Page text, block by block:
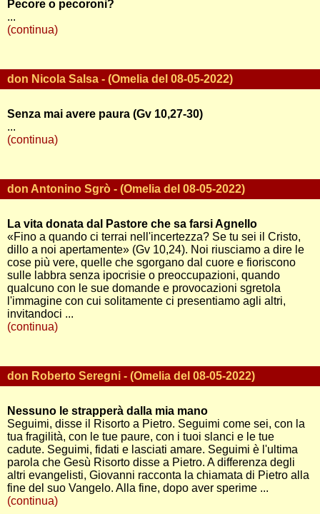
Pecore o pecoroni?
...
(continua)
don Nicola Salsa - (Omelia del 08-05-2022)
Senza mai avere paura (Gv 10,27-30)
...
(continua)
don Antonino Sgrò - (Omelia del 08-05-2022)
La vita donata dal Pastore che sa farsi Agnello
«Fino a quando ci terrai nell'incertezza? Se tu sei il Cristo,
dillo a noi apertamente» (Gv 10,24). Noi riusciamo a dire le
cose più vere, quelle che sgorgano dal cuore e fioriscono
sulle labbra senza ipocrisie o preoccupazioni, quando
qualcuno con le sue domande e provocazioni sgretola
l'immagine con cui solitamente ci presentiamo agli altri,
invitandoci ...
(continua)
don Roberto Seregni - (Omelia del 08-05-2022)
Nessuno le strapperà dalla mia mano
Seguimi, disse il Risorto a Pietro. Seguimi come sei, con la
tua fragilità, con le tue paure, con i tuoi slanci e le tue
cadute. Seguimi, fidati e lasciati amare. Seguimi è l'ultima
parola che Gesù Risorto disse a Pietro. A differenza degli
altri evangelisti, Giovanni racconta la chiamata di Pietro alla
fine del suo Vangelo. Alla fine, dopo aver sperime ...
(continua)